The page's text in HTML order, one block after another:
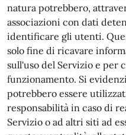
natura potrebbero,
associazioni con dati
identificare gli utenti.
solo fine di ricavare
sull'uso del Servizio e per
funzionamento. Si
potrebbero essere
responsabilità in caso di
Servizio o ad altri siti ad